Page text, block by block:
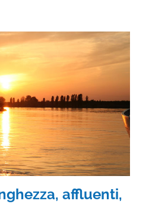
affluenti,